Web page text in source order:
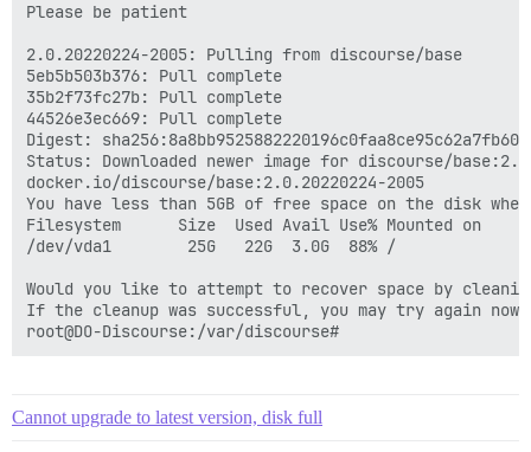
Please be patient
2.0.20220224-2005: Pulling from discourse/base
5eb5b503b376: Pull complete
35b2f73fc27b: Pull complete
44526e3ec669: Pull complete
Digest:
Status: Downloaded newer image for discourse/
docker.io/discourse/base:2.0.20220224-2005
You have less than 5GB of free space on the disk
Filesystem      Size  Used Avail Use% Mounted on
/dev/vda1        25G   22G  3.0G  88% /
Would you like to attempt to recover space by
If the cleanup was successful, you may try again now
Cannot upgrade to latest version, disk full